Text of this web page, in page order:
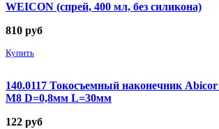
WEICON (спрей, 400 мл, без силикона)
810 руб
Купить
140.0117 Токосъемный наконечник
М8 D=0,8мм L=30мм
122 руб